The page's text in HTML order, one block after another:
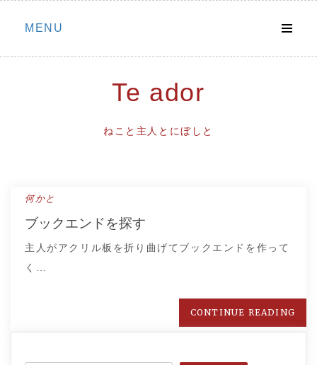
Skip
MENU
Te ador
ねこと主人とにぼしと
何かと
ブックエンドを探す
主人がアクリル板を折り曲げてブックエンドを作って
く…
CONTINUE READING